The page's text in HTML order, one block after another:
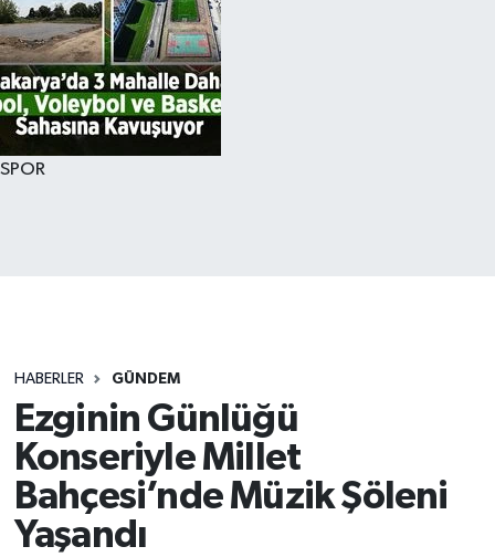
SPOR
HABERLER GÜNDEM
Ezginin Günlüğü
Konseriyle Millet
Bahçesi’nde Müzik Şöleni
Yaşandı